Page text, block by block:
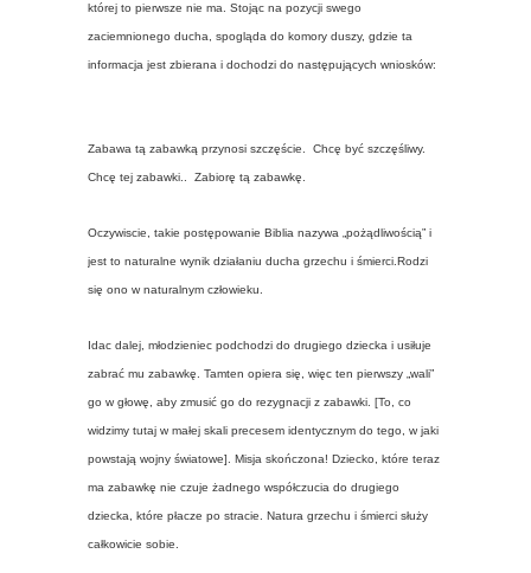
której to pierwsze nie ma. Stojąc na pozycji swego
zaciemnionego ducha, spogląda do komory duszy, gdzie ta
informacja jest zbierana i dochodzi do następujących wniosków:
Zabawa tą zabawką przynosi szczęście. Chcę być szczęśliwy.
Chcę tej zabawki.. Zabiorę tą zabawkę.
Oczywiscie, takie postępowanie Biblia nazywa „pożądliwością” i
jest to naturalne wynik działaniu ducha grzechu i śmierci.Rodzi
się ono w naturalnym człowieku.
Idac dalej, młodzieniec podchodzi do drugiego dziecka i usiłuje
zabrać mu zabawkę. Tamten opiera się, więc ten pierwszy „wali”
go w głowę, aby zmusić go do rezygnacji z zabawki. [To, co
widzimy tutaj w małej skali precesem identycznym do tego, w jaki
powstają wojny światowe]. Misja skończona! Dziecko, które teraz
ma zabawkę nie czuje żadnego współczucia do drugiego
dziecka, które płacze po stracie. Natura grzechu i śmierci służy
całkowicie sobie.